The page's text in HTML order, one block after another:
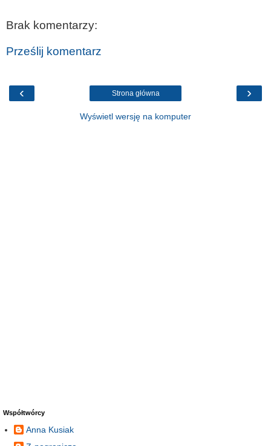
Brak komentarzy:
Prześlij komentarz
‹ ›
Strona główna
Wyświetl wersję na komputer
Współtwórcy
Anna Kusiak